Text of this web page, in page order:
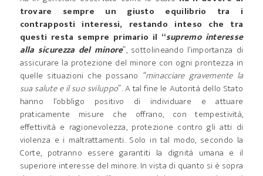
trovare sempre un giusto equilibrio tra i
contrapposti interessi, restando inteso che tra
questi resta sempre primario il “supremo interesse
alla sicurezza del minore”, sottolineando l’importanza di
assicurare la protezione del minore con ogni prontezza in
quelle situazioni che possano “minacciare gravemente la
sua salute e il suo sviluppo”. A tal fine le Autorità dello Stato
hanno l’obbligo positivo di individuare e attuare
praticamente misure che offrano, con tempestività,
effettività e ragionevolezza, protezione contro gli atti di
violenza e i maltrattamenti. Solo in tal modo, secondo la
Corte, potranno essere garantiti la dignità umana e il
superiore interesse del minore. In vista di quanto si è sopra